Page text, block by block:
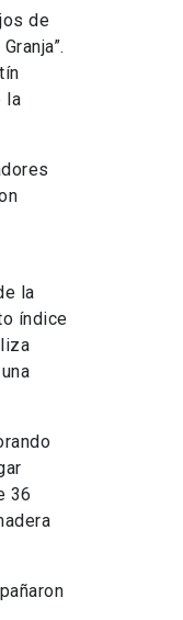
de
la
la
índice
36